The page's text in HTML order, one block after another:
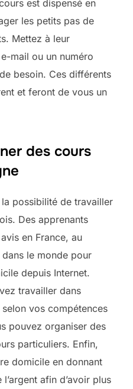
est dispensé en
les petits pas de
Mettez à leur
mail ou un numéro
besoin. Ces différents
et feront de vous un
des cours
possibilité de travailler
Des apprenants
en France, au
le monde pour
depuis Internet.
travailler dans
vos compétences
pouvez organiser des
particuliers. Enfin,
domicile en donnant
afin d’avoir plus